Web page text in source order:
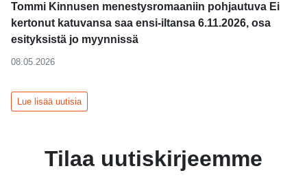
Tommi Kinnusen menestysromaaniin pohjautuva Ei
kertonut katuvansa saa ensi-iltansa 6.11.2026, osa
esityksistä jo myynnissä
08.05.2026
Lue lisää uutisia
Tilaa uutiskirjeemme